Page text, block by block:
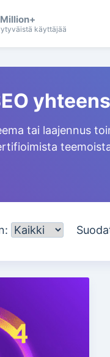
käyttäjää
tai laajennus